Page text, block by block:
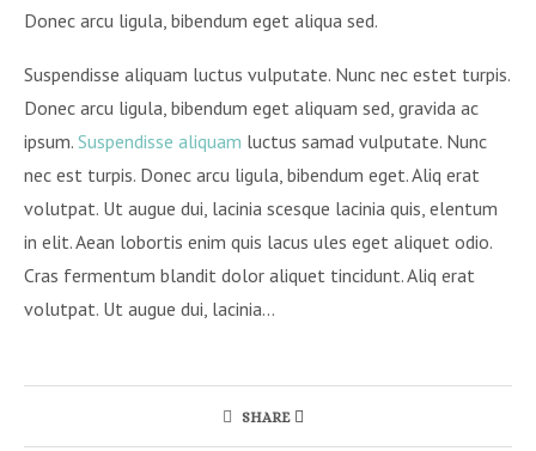
Donec arcu ligula, bibendum eget aliqua sed.
Suspendisse aliquam luctus vulputate. Nunc nec estet turpis.
Donec arcu ligula, bibendum eget aliquam sed, gravida ac
ipsum. Suspendisse aliquam luctus samad vulputate. Nunc
nec est turpis. Donec arcu ligula, bibendum eget. Aliq erat
volutpat. Ut augue dui, lacinia scesque lacinia quis, elentum
in elit. Aean lobortis enim quis lacus ules eget aliquet odio.
Cras fermentum blandit dolor aliquet tincidunt. Aliq erat
volutpat. Ut augue dui, lacinia…
SHARE